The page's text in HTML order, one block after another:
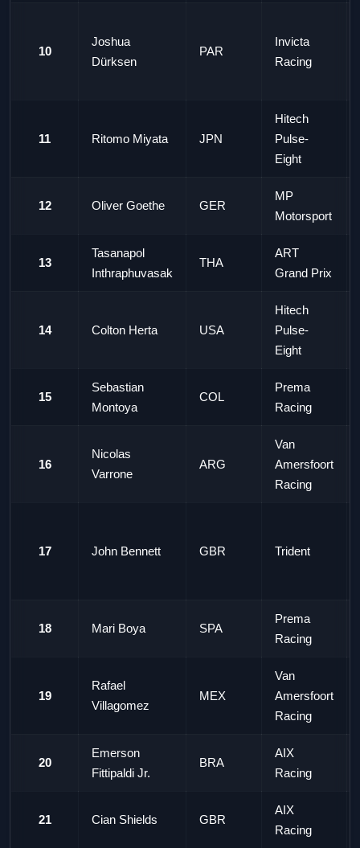
10
Joshua
Dürksen
PAR
Invicta
Racing
11 Ritomo Miyata JPN
Hitech
Pulse-
Eight
12 Oliver Goethe GER
MP
Motorsport
13
Tasanapol
Inthraphuvasak
THA
ART
Grand Prix
14 Colton Herta USA
Hitech
Pulse-
Eight
15
Sebastian
Montoya
COL
Prema
Racing
16
Nicolas
Varrone
ARG
Van
Amersfoort
Racing
17 John Bennett GBR Trident
18 Mari Boya SPA
Prema
Racing
19
Rafael
Villagomez
MEX
Van
Amersfoort
Racing
20
Emerson
Fittipaldi Jr.
BRA
AIX
Racing
21 Cian Shields GBR
AIX
Racing